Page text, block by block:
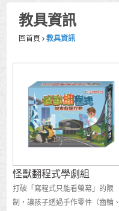
教具資訊
回首頁 教具資訊
怪獸翻程式學劇組
打破「寫程式只能看螢幕」的限
制，讓孩子透過手作零件（齒輪、